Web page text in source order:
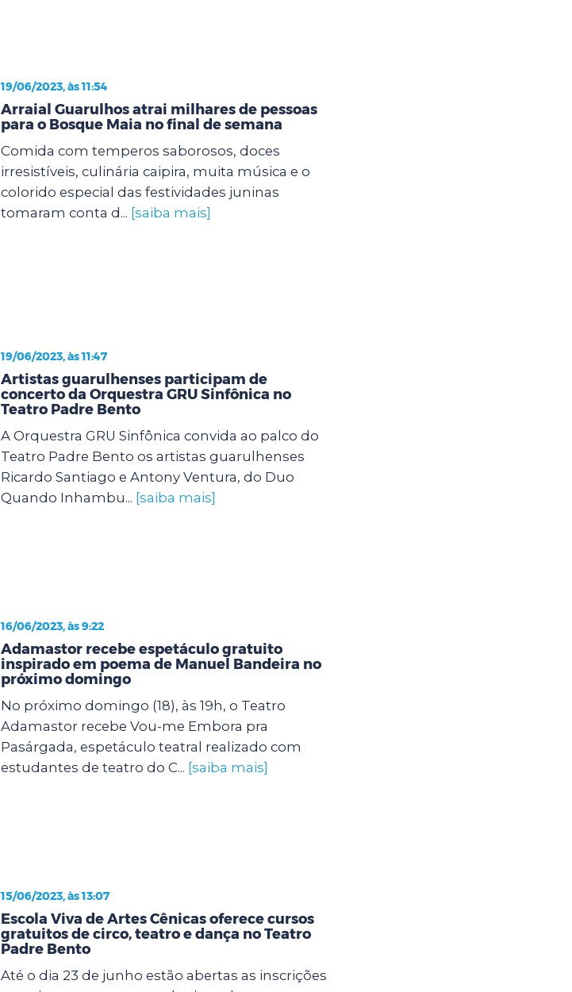
19/06/2023, às 11:54
Arraial Guarulhos atrai milhares de pessoas
para o Bosque Maia no final de semana
Comida com temperos saborosos, doces
irresistíveis, culinária caipira, muita música e o
colorido especial das festividades juninas
tomaram conta d... [saiba mais]
19/06/2023, às 11:47
Artistas guarulhenses participam de
concerto da Orquestra GRU Sinfônica no
Teatro Padre Bento
A Orquestra GRU Sinfônica convida ao palco do
Teatro Padre Bento os artistas guarulhenses
Ricardo Santiago e Antony Ventura, do Duo
Quando Inhambu... [saiba mais]
16/06/2023, às 9:22
Adamastor recebe espetáculo gratuito
inspirado em poema de Manuel Bandeira no
próximo domingo
No próximo domingo (18), às 19h, o Teatro
Adamastor recebe Vou-me Embora pra
Pasárgada, espetáculo teatral realizado com
estudantes de teatro do C... [saiba mais]
15/06/2023, às 13:07
Escola Viva de Artes Cênicas oferece cursos
gratuitos de circo, teatro e dança no Teatro
Padre Bento
Até o dia 23 de junho estão abertas as inscrições